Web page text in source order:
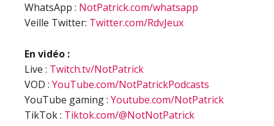
WhatsApp : NotPatrick.com/whatsapp
Veille Twitter: Twitter.com/RdvJeux
En vidéo :
Live : Twitch.tv/NotPatrick
VOD : YouTube.com/NotPatrickPodcasts
YouTube gaming : Youtube.com/NotPatrick
TikTok : Tiktok.com/@NotNotPatrick